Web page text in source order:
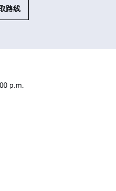
路线
p.m.